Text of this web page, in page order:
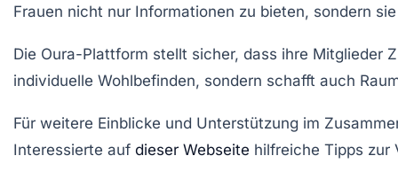
Frauen nicht nur Informationen zu bieten, sondern
Die Oura-Plattform stellt sicher, dass ihre Mitglieder
individuelle Wohlbefinden, sondern schafft auch
Für weitere Einblicke und Unterstützung im
Interessierte auf dieser Webseite hilfreiche Tipps zur